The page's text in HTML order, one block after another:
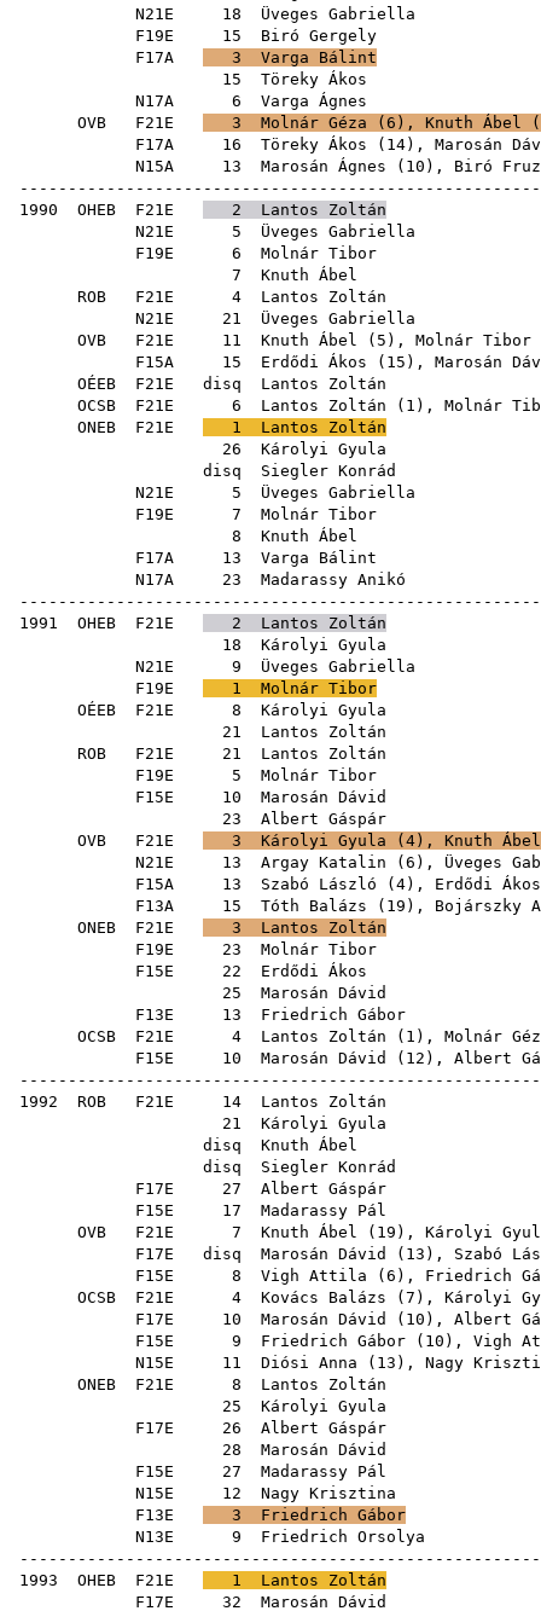
N21E 18
Üveges Gabriella
F19E 15
Biró Gergely
F17A
3
Varga Bálint
15
Töreky Ákos
N17A 6
Varga Ágnes
OVB F21E 3 Molnár Géza ( 6 ), Knuth Ábel (
F17A 16 Töreky Ákos ( 14), Marosán
N15A 13 Marosán Ágnes ( 10 ), Biró
1990 OHEB F21E 2
Lantos Zoltán
N21E 5
Üveges Gabriella
F19E 6
Molnár Tibor
7
Knuth Ábel
ROB F21E 4
Lantos Zoltán
N21E 21
Üveges Gabriella
OVB F21E 11 Knuth Ábel ( 5 ), Molnár Tibor
F15A 15 Erdődi Ákos ( 15 ), Marosán
OÉEB F21E disq
Lantos Zoltán
OCSB F21E 6 Lantos Zoltán ( 1 ), Molnár
ONEB F21E 1
Lantos Zoltán
26
Károlyi Gyula
disq
Siegler Konrád
N21E 5
Üveges Gabriella
F19E 7
Molnár Tibor
8
Knuth Ábel
F17A 13
Varga Bálint
N17A 23
Madarassy Anikó
1991 OHEB F21E 2
Lantos Zoltán
18
Károlyi Gyula
N21E 9
Üveges Gabriella
F19E
1
Molnár Tibor
OÉEB F21E 8
Károlyi Gyula
21
Lantos Zoltán
ROB F21E 21
Lantos Zoltán
F19E 5
Molnár Tibor
F15E 10
Marosán Dávid
23
Albert Gáspár
OVB F21E 3 Károlyi Gyula ( 4 ), Knuth Ábel
N21E 13 Argay Katalin ( 6 ), Üveges
F15A 13 Szabó László ( 4), Erdődi Ákos
F13A 15 Tóth Balázs ( 19 ), Bojárszky
ONEB F21E 3
Lantos Zoltán
F19E 23
Molnár Tibor
F15E 22
Erdődi Ákos
25
Marosán Dávid
F13E 13
Friedrich Gábor
OCSB F21E 4 Lantos Zoltán ( 1 ), Molnár
F15E 10 Marosán Dávid ( 12 ), Albert
1992 ROB F21E 14
Lantos Zoltán
21
Károlyi Gyula
disq
Knuth Ábel
disq
Siegler Konrád
F17E 27
Albert Gáspár
F15E 17
Madarassy Pál
OVB F21E 7 Knuth Ábel ( 19 ), Károlyi
F17E disq Marosán Dávid ( 13 ), Szabó
F15E 8 Vigh Attila ( 6 ), Friedrich
OCSB F21E 4 Kovács Balázs ( 7 ), Károlyi
F17E 10 Marosán Dávid ( 10 ), Albert
F15E 9 Friedrich Gábor ( 10 ), Vigh
N15E 11 Diósi Anna ( 13 ), Nagy
ONEB F21E 8
Lantos Zoltán
25
Károlyi Gyula
F17E 26
Albert Gáspár
28
Marosán Dávid
F15E 27
Madarassy Pál
N15E 12
Nagy Krisztina
F13E
3
Friedrich Gábor
N13E 9
Friedrich Orsolya
1993 OHEB F21E 1
Lantos Zoltán
F17E 32
Marosán Dávid